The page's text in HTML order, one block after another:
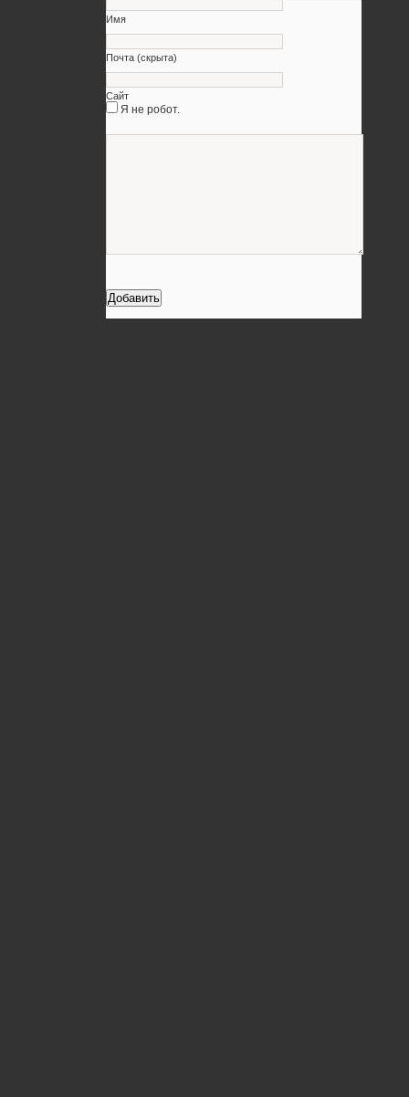
Имя
Почта (скрыта)
Сайт
Я не робот.